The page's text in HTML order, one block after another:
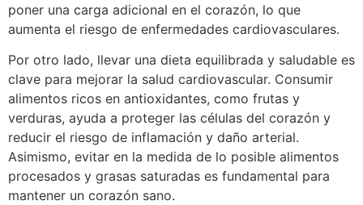
poner una carga adicional en el corazón, lo que
aumenta el riesgo de enfermedades cardiovasculares.
Por otro lado, llevar una dieta equilibrada y saludable es
clave para mejorar la salud cardiovascular. Consumir
alimentos ricos en antioxidantes, como frutas y
verduras, ayuda a proteger las células del corazón y
reducir el riesgo de inflamación y daño arterial.
Asimismo, evitar en la medida de lo posible alimentos
procesados y grasas saturadas es fundamental para
mantener un corazón sano.